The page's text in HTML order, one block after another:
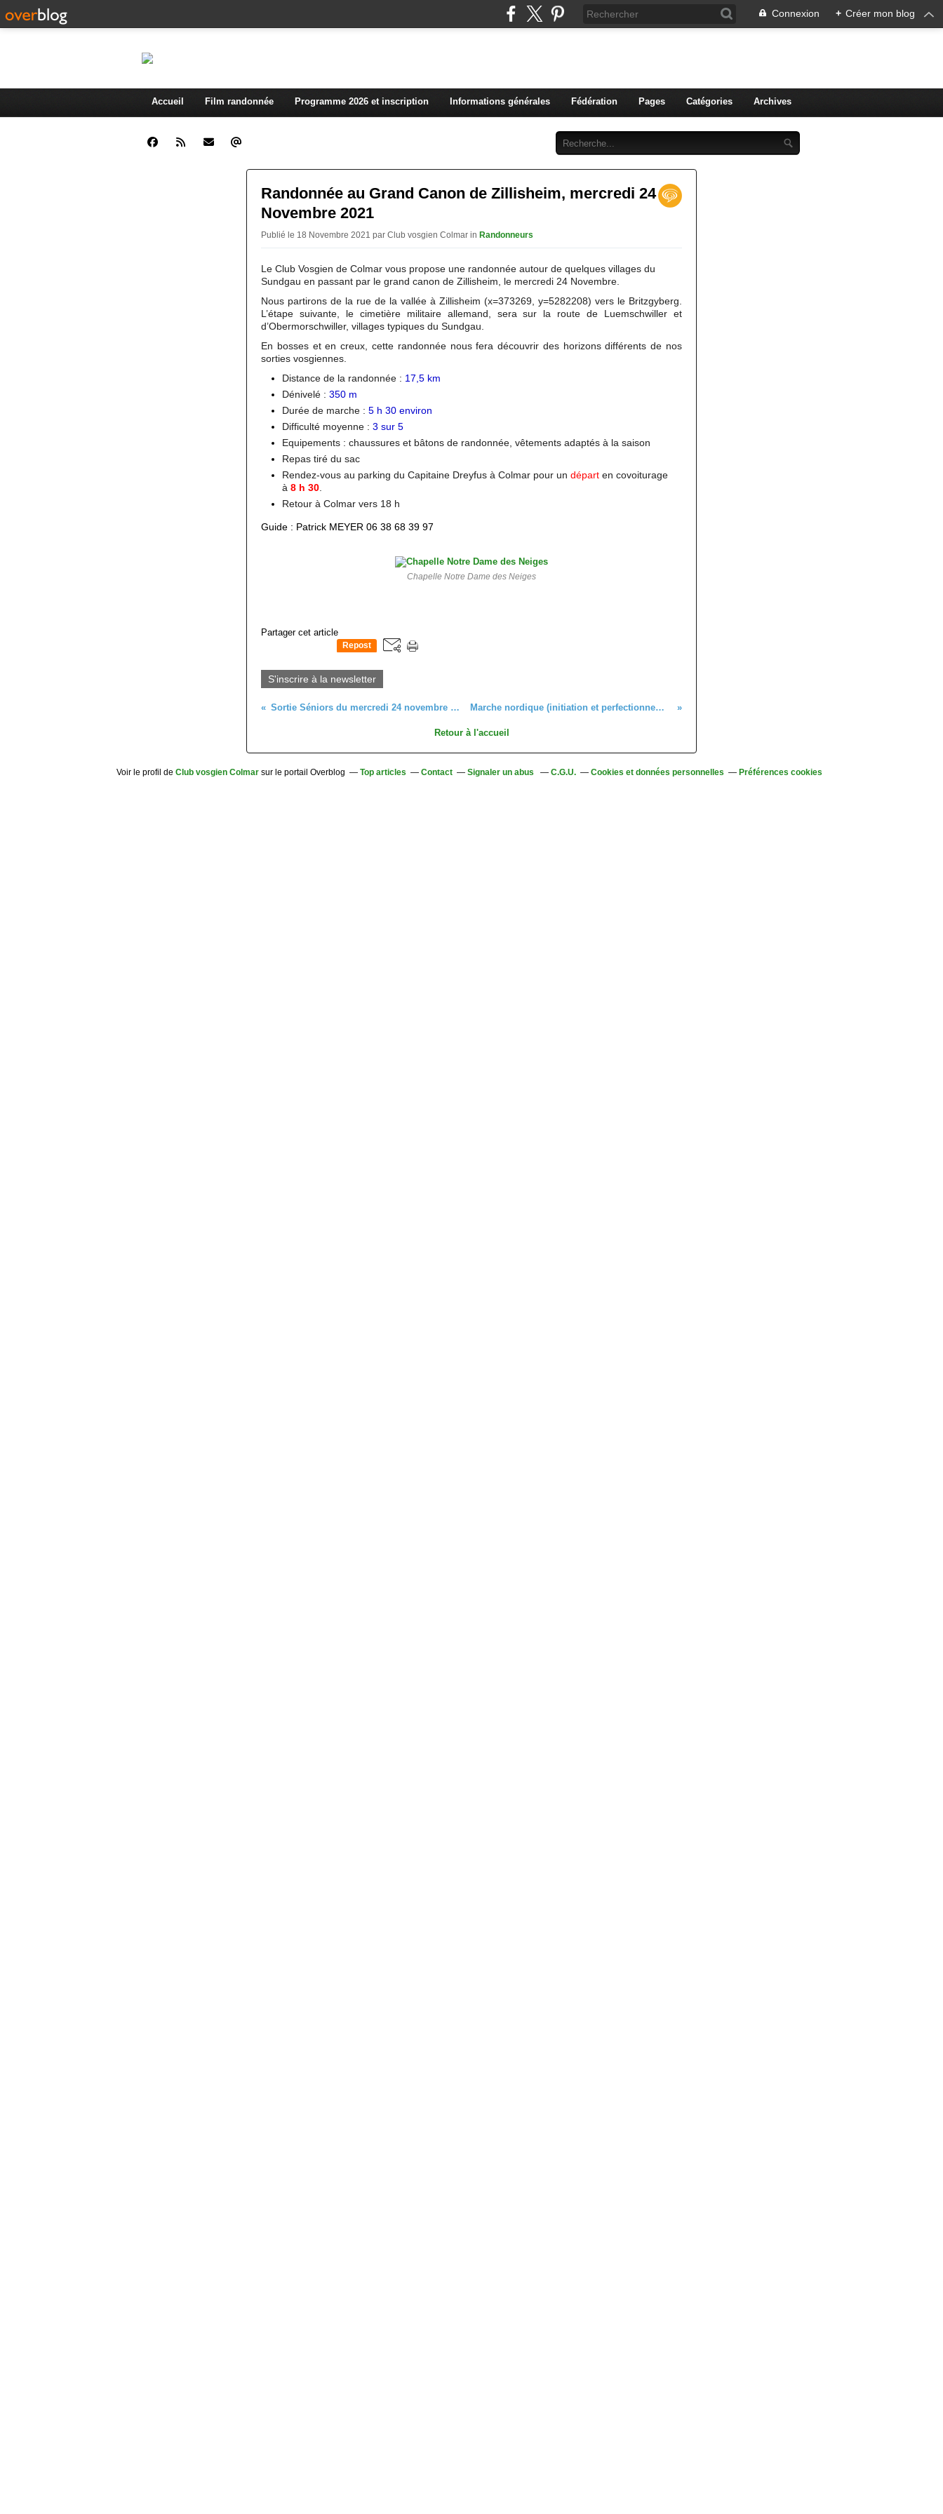
Connexion + Créer mon blog
Accueil Film randonnée Programme 2026 et inscription Informations générales Fédération Pages Catégories Archives
Randonnée au Grand Canon de Zillisheim, mercredi 24
Novembre 2021
Publié le 18 Novembre 2021 par Club vosgien Colmar in Randonneurs
Le Club Vosgien de Colmar vous propose une randonnée autour de quelques villages du
Sundgau en passant par le grand canon de Zillisheim, le mercredi 24 Novembre.
Nous partirons de la rue de la vallée à Zillisheim (x=373269, y=5282208) vers le Britzgyberg.
L’étape suivante, le cimetière militaire allemand, sera sur la route de Luemschwiller et
d’Obermorschwiller, villages typiques du Sundgau.
En bosses et en creux, cette randonnée nous fera découvrir des horizons différents de nos
sorties vosgiennes.
Distance de la randonnée : 17,5 km
Dénivelé : 350 m
Durée de marche : 5 h 30 environ
Difficulté moyenne : 3 sur 5
Equipements : chaussures et bâtons de randonnée, vêtements adaptés à la saison
Repas tiré du sac
Rendez-vous au parking du Capitaine Dreyfus à Colmar pour un départ en covoiturage
à 8 h 30
Retour à Colmar vers 18 h
Guide : Patrick MEYER 06 38 68 39 97
Chapelle Notre Dame des Neiges
Partager cet article
Repost
S'inscrire à la newsletter
Sortie Séniors du mercredi 24 novembre 2021, autour des Trois-Epis. Marche nordique (initiation et perfectionnement), lundi 22 novembre 2021
Retour à l'accueil
Voir le profil de Club vosgien Colmar sur le portail Overblog Top articles Contact Signaler un abus C.G.U. Cookies et données personnelles Préférences cookies